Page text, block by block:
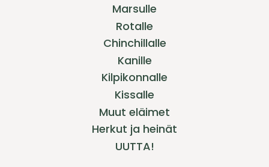
Marsulle
Rotalle
Chinchillalle
Kanille
Kilpikonnalle
Kissalle
Muut eläimet
Herkut ja heinät
UUTTA!